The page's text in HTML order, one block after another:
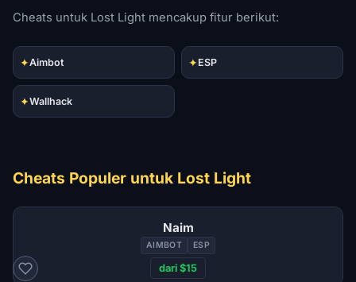
Cheats untuk Lost Light mencakup fitur berikut:
✦Aimbot ✦ESP
✦Wallhack
Cheats Populer untuk Lost Light
Naim
AIMBOT ESP
dari $15